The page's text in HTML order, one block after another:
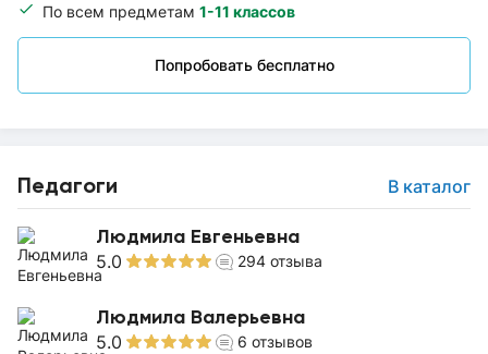
По всем предметам 1-11 классов
Попробовать бесплатно
Педагоги В каталог
Людмила Евгеньевна
5.0 294 отзыва
Людмила Валерьевна
5.0 6 отзывов